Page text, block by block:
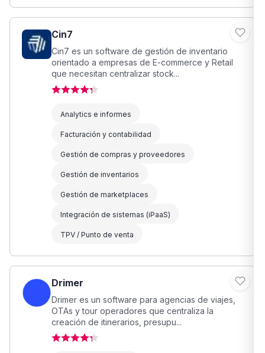
Cin7
Cin7 es un software de gestión de inventario
orientado a empresas de E-commerce y Retail
que necesitan centralizar stock...
Analytics e informes
Facturación y contabilidad
Gestión de compras y proveedores
Gestión de inventarios
Gestión de marketplaces
Integración de sistemas (iPaaS)
TPV / Punto de venta
Drimer
Drimer es un software para agencias de viajes,
OTAs y tour operadores que centraliza la
creación de itinerarios, presupu...